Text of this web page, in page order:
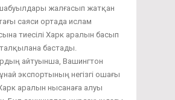
жалғасып жатқан
саяси ортада ислам
тиесілі Харк аралын басып
бастады.
айтуынша, Вашингтон
экспортының негізгі ошағы
аралын нысанаға алуы